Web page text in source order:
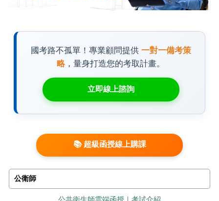
國考路不孤單！專業顧問提供 一對一備考策
略，量身打造您的考取計畫。
立即線上諮詢
📚 超級函授線上購課
公衛師
公共衛生師雲端函授｜考試介紹